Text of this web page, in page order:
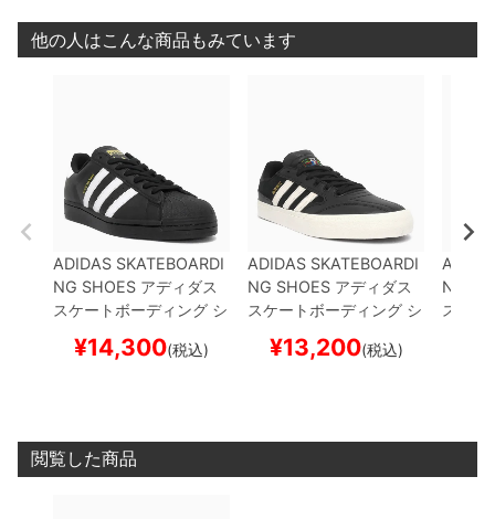
他の人はこんな商品もみています
ADIDAS SKATEBOARDI
NG SHOES アディダス
スケートボーディング シ
パースターSUPERSTAR
¥14,300(税込)
ADIDAS SKATEBOARDI
NG SHOES アディダス
スケートボーディング シ
NITZ VULC 2BLACK/W
¥13,200(税込)
NG
スケー
閲覧した商品